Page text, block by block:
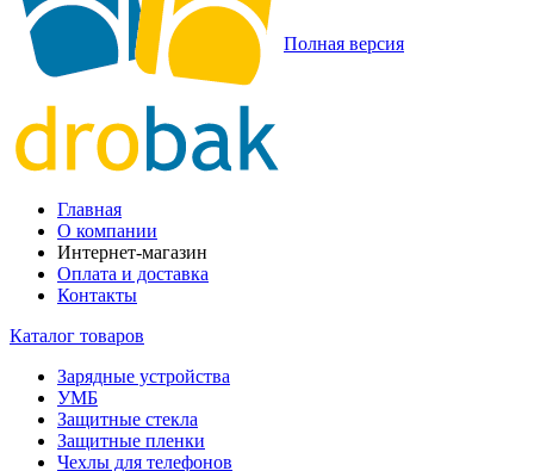
Полная версия
Главная
О компании
Интернет-магазин
Оплата и доставка
Контакты
Каталог товаров
Зарядные устройства
УМБ
Защитные стекла
Защитные пленки
Чехлы для телефонов